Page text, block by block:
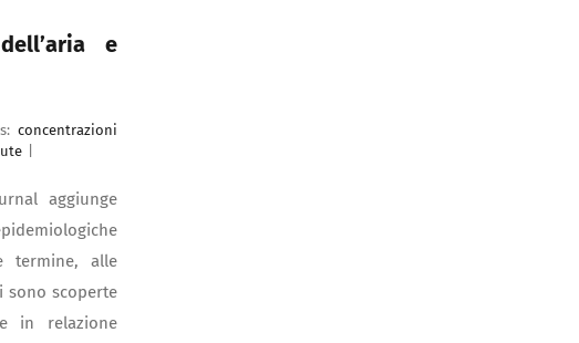
e
concentrazioni
aggiunge
termine, alle
sono scoperte
in relazione